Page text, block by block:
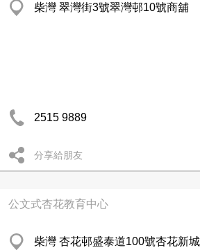
柴灣 翠灣街3號翠灣邨10號商舖
2515 9889
分享給朋友
公文式杏花教育中心
柴灣 杏花邨盛泰道100號杏花新